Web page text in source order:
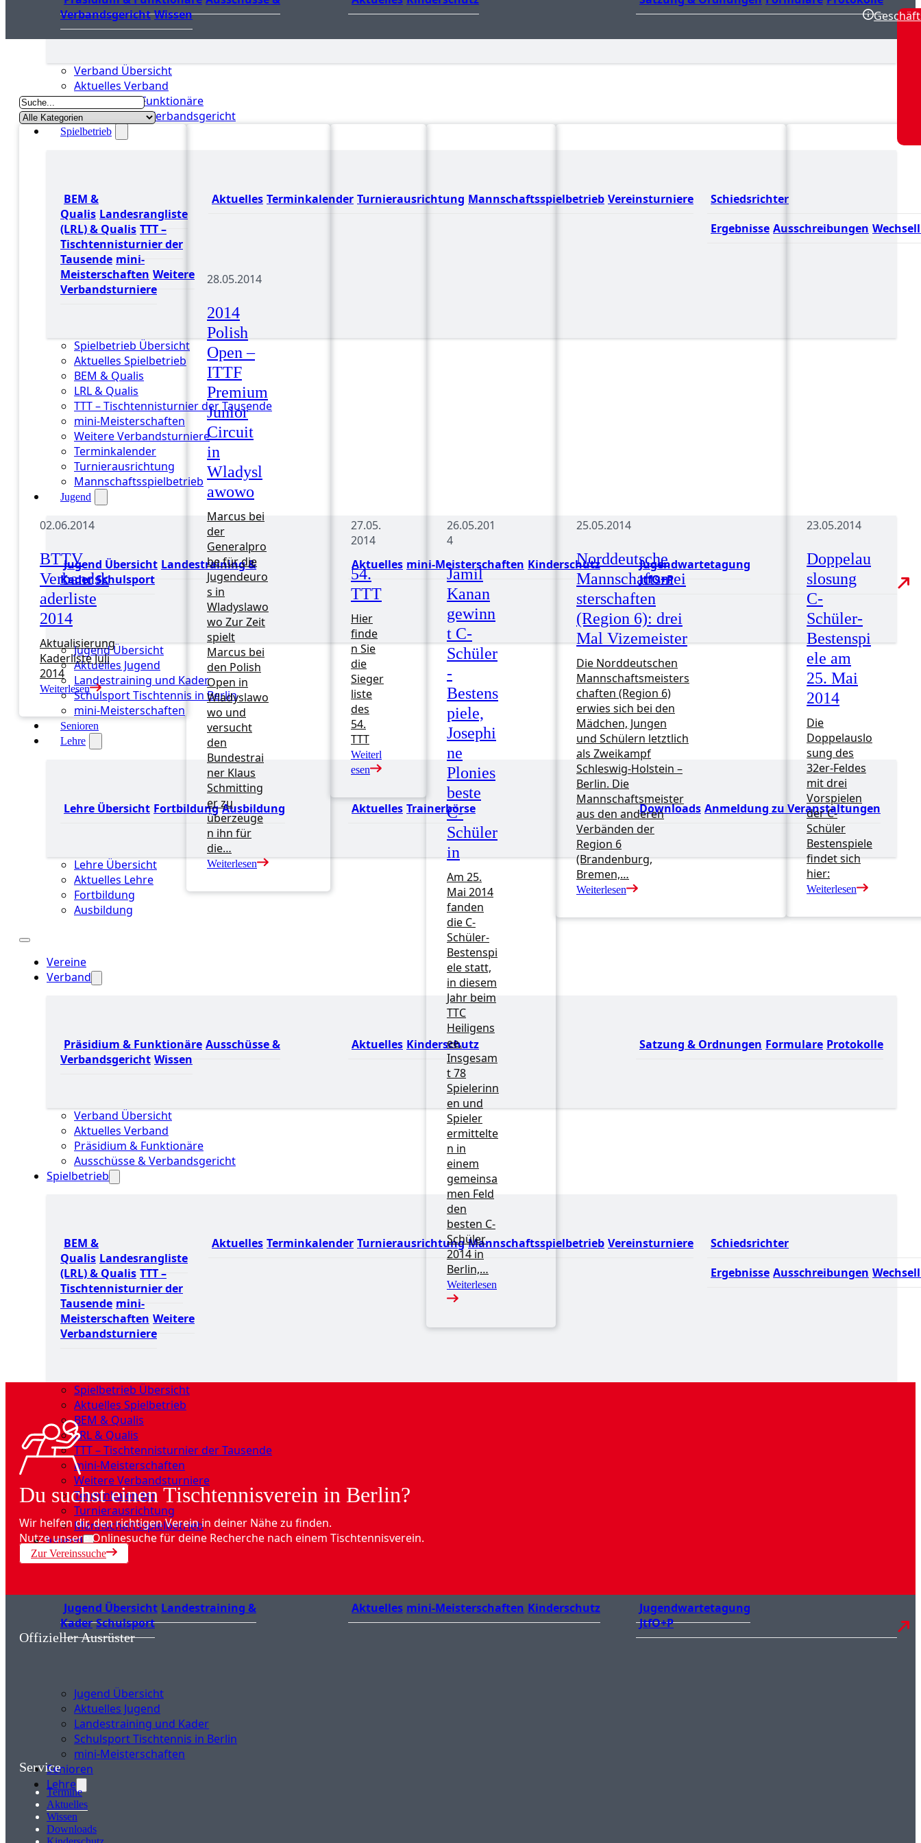
Verbandsgericht Wissen
Verband Übersicht
Aktuelles Verband
Präsidium & Funktionäre
Ausschüsse & Verbandsgericht
Spielbetrieb
BEM &
Qualis Landesrangliste
(LRL) & Qualis TTT –
Tischtennisturnier der
Tausende mini-
Meisterschaften Weitere
Verbandsturniere
Aktuelles Terminkalender Turnierausrichtung Mannschaftsspielbetrieb Vereinsturniere
Schiedsrichter
Ergebnisse Ausschreibungen
Spielbetrieb Übersicht
Aktuelles Spielbetrieb
BEM & Qualis
LRL & Qualis
TTT – Tischtennisturnier der Tausende
mini-Meisterschaften
Weitere Verbandsturniere
Terminkalender
Turnierausrichtung
Mannschaftsspielbetrieb
Jugend
Jugend Übersicht Landestraining &
Kader Schulsport
Aktuelles mini-Meisterschaften Kinderschutz
Jugendwartetagung
JtfO+P
Jugend Übersicht
Aktuelles Jugend
Landestraining und Kader
Schulsport Tischtennis in Berlin
mini-Meisterschaften
Senioren
Lehre
Lehre Übersicht Fortbildung Ausbildung Aktuelles Trainerbörse Downloads Anmeldung zu Veranstaltungen
Lehre Übersicht
Aktuelles Lehre
Fortbildung
Ausbildung
Vereine
Verband
Präsidium & Funktionäre Ausschüsse &
Verbandsgericht Wissen
Aktuelles Kinderschutz Satzung & Ordnungen Formulare Protokolle
Verband Übersicht
Aktuelles Verband
Präsidium & Funktionäre
Ausschüsse & Verbandsgericht
Spielbetrieb
BEM &
Qualis Landesrangliste
(LRL) & Qualis TTT –
Tischtennisturnier der
Tausende mini-
Meisterschaften Weitere
Verbandsturniere
Aktuelles Terminkalender Turnierausrichtung Mannschaftsspielbetrieb Vereinsturniere
Schiedsrichter
Ergebnisse Ausschreibungen
Spielbetrieb Übersicht
Aktuelles Spielbetrieb
BEM & Qualis
LRL & Qualis
TTT – Tischtennisturnier der Tausende
mini-Meisterschaften
Weitere Verbandsturniere
Terminkalender
Turnierausrichtung
Mannschaftsspielbetrieb
Jugend
Jugend Übersicht Landestraining &
Kader Schulsport
Aktuelles mini-Meisterschaften Kinderschutz
Jugendwartetagung
JtfO+P
Jugend Übersicht
Aktuelles Jugend
Landestraining und Kader
Schulsport Tischtennis in Berlin
mini-Meisterschaften
Senioren
Lehre
02.06.2014
BTTV
Verbandsk
aderliste
2014
Aktualisierung
Kaderliste Juli
2014
Weiterlesen
28.05.2014
2014
Polish
Open –
ITTF
Premium
Junior
Circuit
in
Wladysl
awowo
Marcus bei
der
Generalpro
be für die
Jugendeuro
s in
Wladyslawo
wo Zur Zeit
spielt
Marcus bei
den Polish
Open in
Wladyslawo
wo und
versucht
den
Bundestrai
ner Klaus
Schmitting
er zu
überzeuge
n ihn für
die…
Weiterlesen
27.05.
2014
54.
TTT
Hier
finde
n Sie
die
Sieger
liste
des
54.
TTT
Weiterl
esen
26.05.201
4
Jamil
Kanan
gewinn
t C-
Schüler
-
Bestens
piele,
Josephi
ne
Plonies
beste
C-
Schüler
in
Am 25.
Mai 2014
fanden
die C-
Schüler-
Bestenspi
ele statt,
in diesem
Jahr beim
TTC
Heiligens
ee.
Insgesam
t 78
Spielerinn
en und
Spieler
ermittelte
n in
einem
gemeinsa
men Feld
den
besten C-
Schüler
2014 in
Berlin,…
Weiterlesen
25.05.2014
Norddeutsche
Mannschaftsmei
sterschaften
(Region 6): drei
Mal Vizemeister
Die Norddeutschen
Mannschaftsmeisters
chaften (Region 6)
erwies sich bei den
Mädchen, Jungen
und Schülern letztlich
als Zweikampf
Schleswig-Holstein –
Berlin. Die
Mannschaftsmeister
aus den anderen
Verbänden der
Region 6
(Brandenburg,
Bremen,…
Weiterlesen
23.05.2014
Doppelau
slosung
C-
Schüler-
Bestenspi
ele am
25. Mai
2014
Die
Doppelauslo
sung des
32er-Feldes
mit drei
Vorspielen
der C-
Schüler
Bestenspiele
findet sich
hier:
Weiterlesen
Du suchst einen Tischtennisverein in Berlin?
Wir helfen dir, den richtigen Verein in deiner Nähe zu finden.
Nutze unsere Onlinesuche für deine Recherche nach einem Tischtennisverein.
Zur Vereinssuche
Offizieller Ausrüster
Service
Termine
Aktuelles
Wissen
Downloads